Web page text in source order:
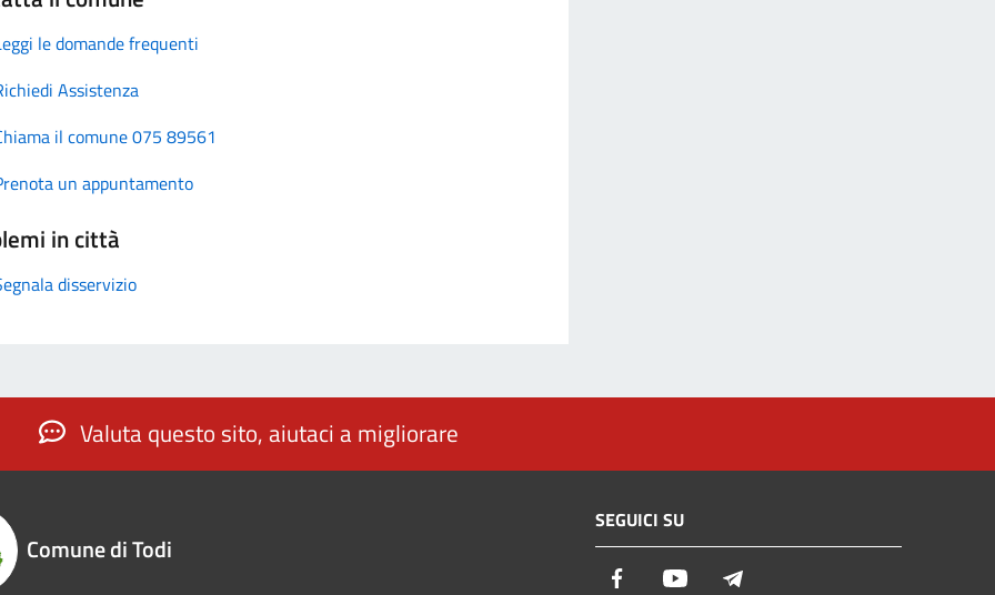
le domande frequenti
Assistenza
il comune 075 89561
un appuntamento
in città
disservizio
Valuta questo sito, aiutaci a migliorare
Comune di Todi
SEGUICI SU
Facebook Youtube